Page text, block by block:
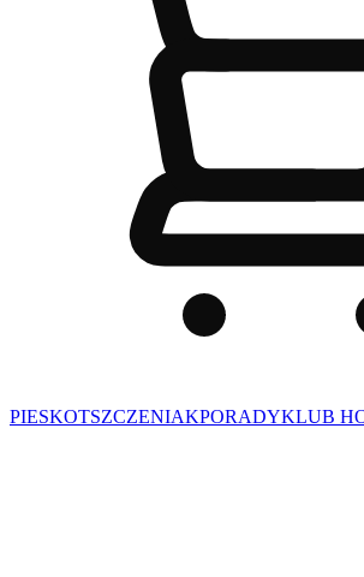
PIESKOTSZCZENIAKPORADYKLUB